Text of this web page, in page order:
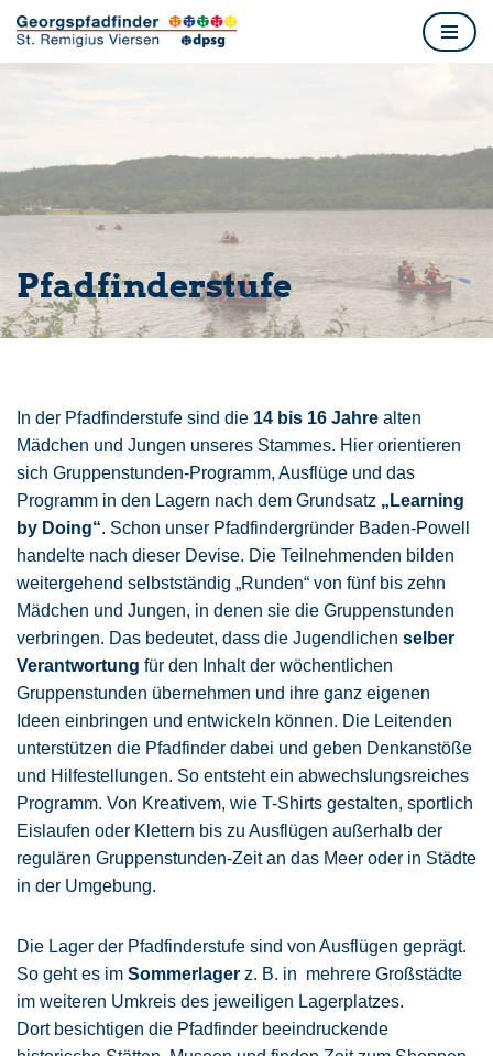
Zum
Pfadfinderstufe
In der Pfadfinderstufe sind die 14 bis 16 Jahre alten
Mädchen und Jungen unseres Stammes. Hier orientieren
sich Gruppenstunden-Programm, Ausflüge und das
Programm in den Lagern nach dem Grundsatz „Learning
by Doing“. Schon unser Pfadfindergründer Baden-Powell
handelte nach dieser Devise. Die Teilnehmenden bilden
weitergehend selbstständig „Runden“ von fünf bis zehn
Mädchen und Jungen, in denen sie die Gruppenstunden
verbringen. Das bedeutet, dass die Jugendlichen selber
Verantwortung für den Inhalt der wöchentlichen
Gruppenstunden übernehmen und ihre ganz eigenen
Ideen einbringen und entwickeln können. Die Leitenden
unterstützen die Pfadfinder dabei und geben Denkanstöße
und Hilfestellungen. So entsteht ein abwechslungsreiches
Programm. Von Kreativem, wie T-Shirts gestalten, sportlich
Eislaufen oder Klettern bis zu Ausflügen außerhalb der
regulären Gruppenstunden-Zeit an das Meer oder in Städte
in der Umgebung.
Die Lager der Pfadfinderstufe sind von Ausflügen geprägt.
So geht es im Sommerlager z. B. in mehrere Großstädte
im weiteren Umkreis des jeweiligen Lagerplatzes.
Dort besichtigen die Pfadfinder beeindruckende